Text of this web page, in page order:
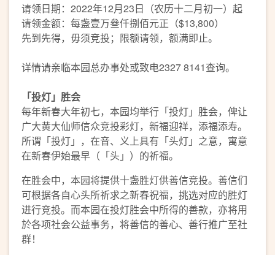
请领日期：2022年12月23日（农历十二月初一）起
请领金额：每盏壹万叄仟捌佰元正（$13,800）
先到先得，毋须竞投；限额请领，额满即止。
详情请亲临本园总办事处或致电2327 8141查询。
「投灯」胜会
每年新春大年初七，本园均举行「投灯」胜会，俾让
广大黄大仙师信众竞投彩灯，新福迎祥，添福添寿。
所谓「投灯」，在音、义上具有「头灯」之意，寓意
在新春伊始最早（「头」）的祈福。
在胜会中，本园将提供十盏胜灯供善信竞投。善信们
可根据各自心头所祈求之新春祝福，挑选对应的胜灯
进行竞投。而本园在投灯胜会中所得的善款，亦将用
於各项社会公益事务，将善信的善心、善行推广至社
群！